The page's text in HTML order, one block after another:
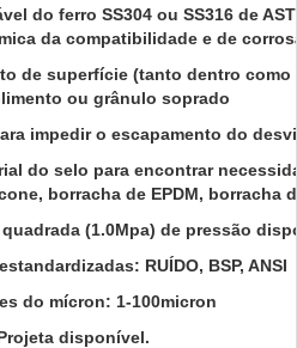
do ferro SS304 ou SS316 de
da compatibilidade e de
de superfície (tanto dentro como
ou grânulo soprado
impedir o escapamento do
do selo para encontrar
borracha de EPDM, borracha
(1.0Mpa) de pressão
RUÍDO, BSP, ANSI
do mícron: 1-100micron
disponível.